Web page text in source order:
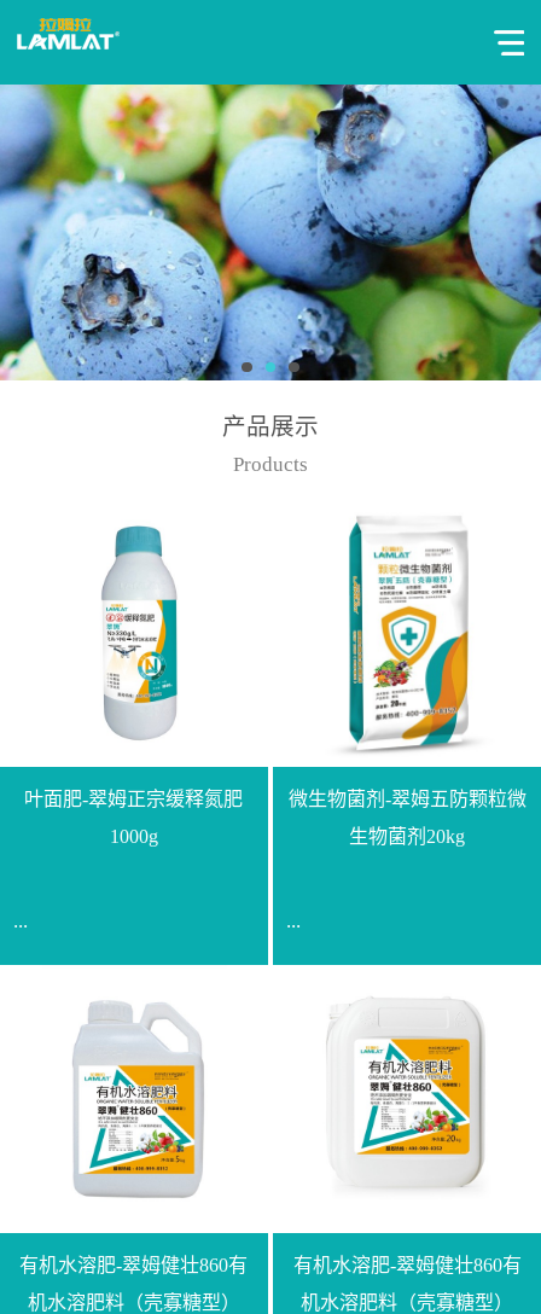
产品展示
Products
叶面肥-翠姆正宗缓释氮肥
1000g
...
【通用名称】脲甲醛缓释
氮肥【产品形态】水剂
【产品规格】1000g【技术
指标】N≥330g/L【企业标
准】Q/LML O01-2022【使
用方法】1、飞防：每亩
复配其他农药、肥料并提
高药效，间隔2-3周，可连
微生物菌剂-翠姆五防颗粒微
生物菌剂20kg
...
【通用名称】微生物菌剂
【产品剂型】颗粒【产品
规格】20kg【技术指标】
有效活菌数≥10.0亿/克【增
效物质】有机质≥40%;小分
子有机碳≥23%;壳寡糖
底肥：亩用本品40kg-
100kg可替代有机肥，配合
有机水溶肥-翠姆健壮860有
机水溶肥料（壳寡糖型）
有机水溶肥-翠姆健壮860有
机水溶肥料（壳寡糖型）